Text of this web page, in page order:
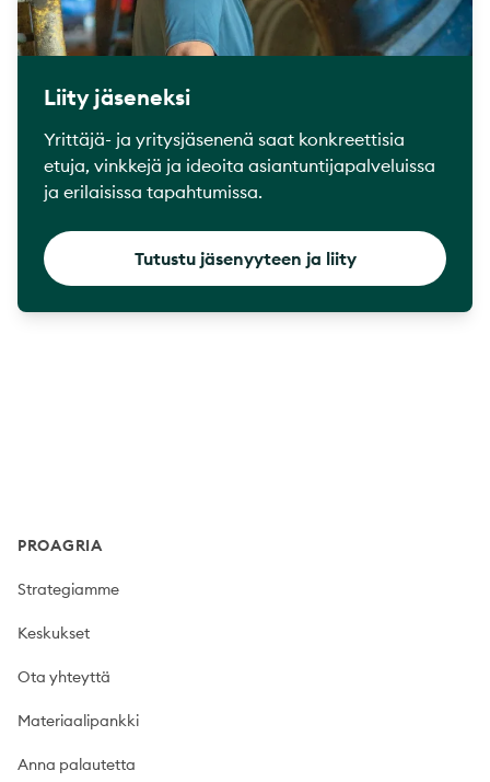
Liity jäseneksi
Yrittäjä- ja yritysjäsenenä saat konkreettisia
etuja, vinkkejä ja ideoita asiantuntijapalveluissa
ja erilaisissa tapahtumissa.
Tutustu jäsenyyteen ja liity
PROAGRIA
Strategiamme
Keskukset
Ota yhteyttä
Materiaalipankki
Anna palautetta